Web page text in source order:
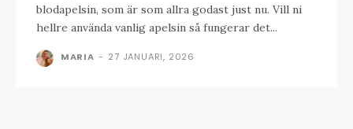
blodapelsin, som är som allra godast just nu. Vill ni
hellre använda vanlig apelsin så fungerar det...
MARIA - 27 JANUARI, 2026